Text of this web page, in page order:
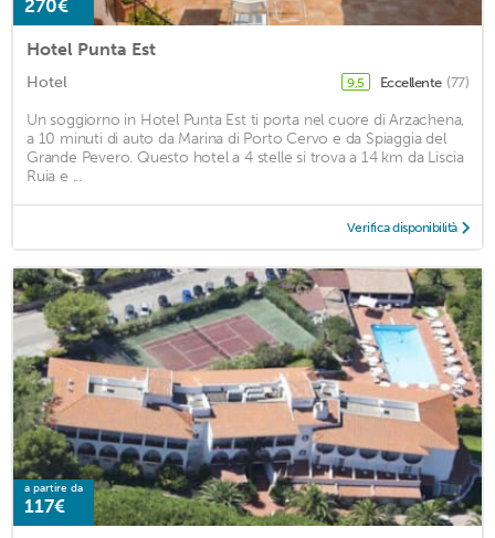
270€
Hotel Punta Est
Hotel 9,5 Eccellente (77)
Un soggiorno in Hotel Punta Est ti porta nel cuore di Arzachena,
a 10 minuti di auto da Marina di Porto Cervo e da Spiaggia del
Grande Pevero. Questo hotel a 4 stelle si trova a 14 km da Liscia
Ruia e ...
Verifica disponibilità
a partire da
117€